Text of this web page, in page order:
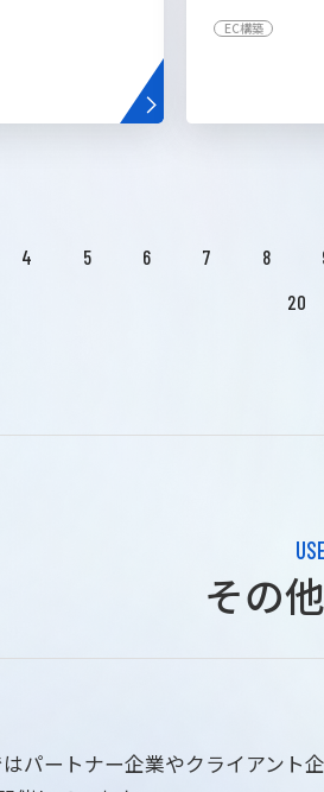
EC構築
4 5 6 7 8
20
その
パートナー企業やクライアント